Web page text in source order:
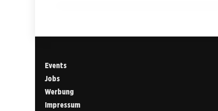
Events
Jobs
Werbung
Impressum